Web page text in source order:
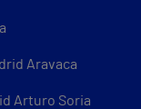
Aravaca
Arturo Soria